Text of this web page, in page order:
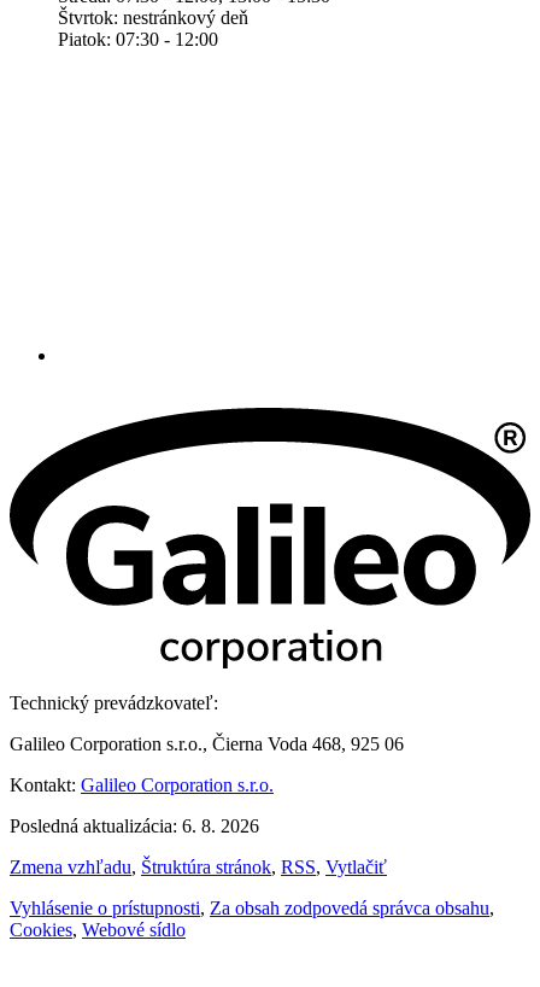
Štvrtok: nestránkový deň
Piatok: 07:30 - 12:00
Technický prevádzkovateľ:
Galileo Corporation s.r.o., Čierna Voda 468, 925 06
Kontakt: Galileo Corporation s.r.o.
Posledná aktualizácia: 6. 8. 2026
Zmena vzhľadu, Štruktúra stránok, RSS, Vytlačiť
Vyhlásenie o prístupnosti, Za obsah zodpovedá správca obsahu,
Cookies, Webové sídlo